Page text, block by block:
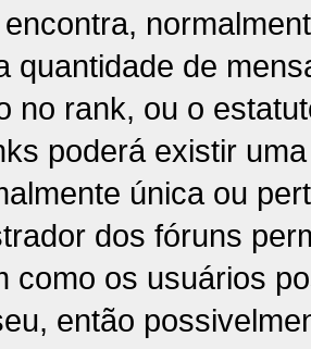
quantidade de
no rank, ou o
poderá existir
única ou
dos fóruns
como os usuários
então